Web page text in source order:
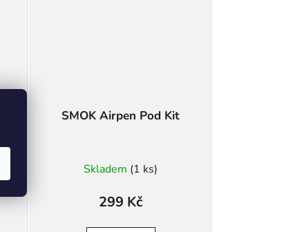
SMOK Airpen Pod Kit
Skladem (1 ks)
299 Kč